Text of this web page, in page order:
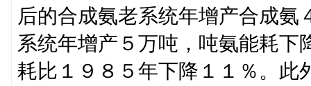
后的合成氨老系统年增产合成
系统年增产５万吨，吨氨能耗下
耗比１９８５年下降１１％。此